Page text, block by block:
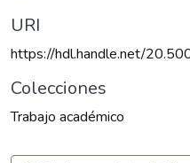
URI
https://hdl.handle.net/
Colecciones
Trabajo académico